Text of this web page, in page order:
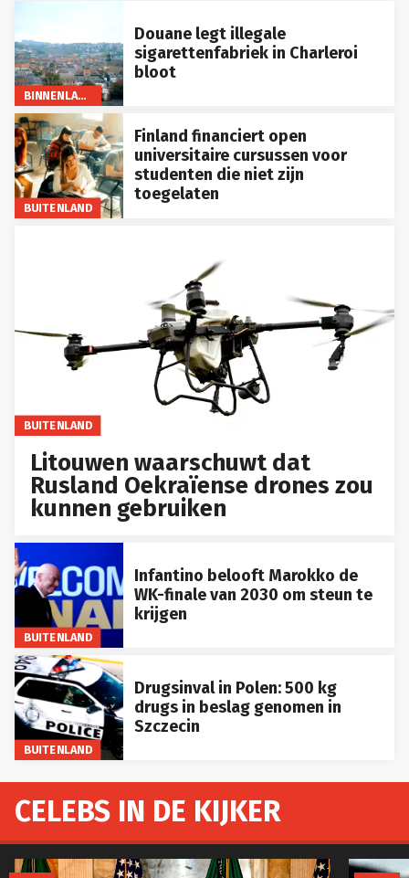
BINNENLAND
Douane legt illegale
sigarettenfabriek in Charleroi
bloot
BUITENLAND
Finland financiert open
universitaire cursussen voor
studenten die niet zijn
toegelaten
BUITENLAND
Litouwen waarschuwt dat
Rusland Oekraïense drones zou
kunnen gebruiken
BUITENLAND
Infantino belooft Marokko de
WK-finale van 2030 om steun te
krijgen
BUITENLAND
Drugsinval in Polen: 500 kg
drugs in beslag genomen in
Szczecin
CELEBS IN DE KIJKER